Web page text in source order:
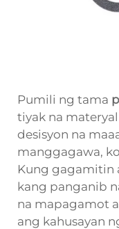
Pumili ng tama
tiyak na
desisyon na
manggagawa,
Kung gagamitin
kang panganib
na mapagamot
ang kahusayan